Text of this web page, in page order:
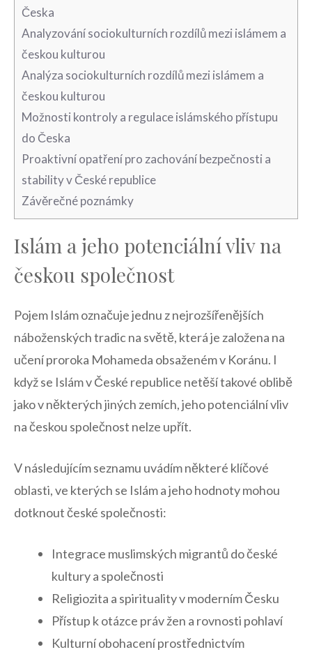
Česka
Analyzování sociokulturních rozdílů mezi islámem a
českou‍ kulturou
Analýza sociokulturních rozdílů mezi islámem a
českou ⁤kulturou
Možnosti⁤ kontroly a‍ regulace ⁣islámského přístupu
do⁣ Česka
Proaktivní opatření pro zachování ‍bezpečnosti a
stability v České republice
Závěrečné poznámky
Islám‍ a​ jeho ​potenciální vliv ⁣na
českou společnost
Pojem Islám označuje jednu⁣ z ‌nejrozšířenějších
náboženských ⁢tradic ‌na světě, která je založena na
učení proroka Mohameda‌ obsaženém v Koránu. I
když se Islám v České republice netěší takové oblibě
jako⁢ v některých‌ jiných zemích, jeho potenciální vliv
⁢na českou společnost nelze upřít.
V ⁤následujícím seznamu uvádím některé klíčové
oblasti, ve kterých se Islám⁢ a jeho hodnoty mohou
dotknout české⁣ společnosti:
Integrace‌ muslimských ‍migrantů do ⁣české
kultury a společnosti
Religiozita a spirituality⁢ v moderním Česku
Přístup k otázce práv žen a rovnosti pohlaví
Kulturní obohacení prostřednictvím